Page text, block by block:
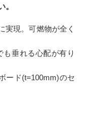
施工代理店募集
。
実現。可燃物が全く
垂れる心配が有り
ード(t=100mm)のセ